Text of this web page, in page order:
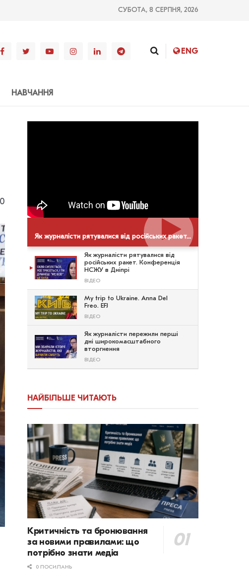
СУБОТА, 8 СЕРПНЯ, 2026
ENG
НАВЧАННЯ
0
Як журналісти рятувалися від російських ракет. Конференція НСЖУ в Дніпрі
Як журналісти рятувалися від
російських ракет. Конференція
НСЖУ в Дніпрі
ВІДЕО
My trip to Ukraine. Anna Del
Freo. EFJ
ВІДЕО
Як журналісти пережили перші
дні широкомасштабного
вторгнення
ВІДЕО
НАЙБІЛЬШЕ ЧИТАЮТЬ
Критичність та бронювання
за новими правилами: що
потрібно знати медіа
0 ПОСИЛАНЬ